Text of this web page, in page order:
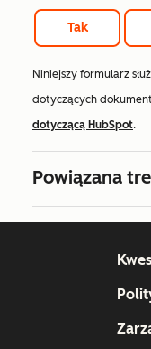
Tak
Niniejszy formularz
dotyczących
dotyczącą HubSpot.
Powiązana